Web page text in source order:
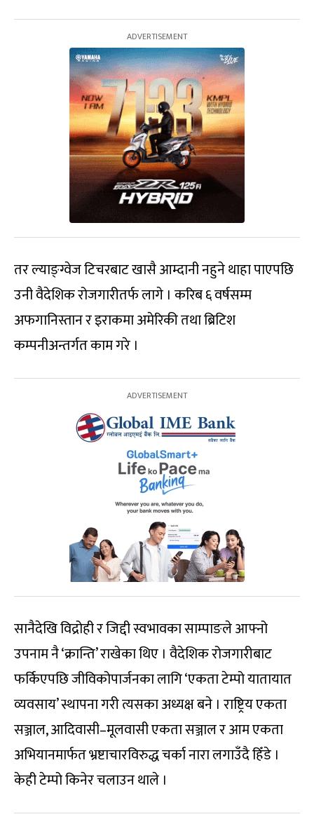
तर ल्याङ्ग्वेज टिचरबाट खासै आम्दानी नहुने थाहा पाएपछि
उनी वैदेशिक रोजगारीतर्फ लागे । करिब ६ वर्षसम्म
अफगानिस्तान र इराकमा अमेरिकी तथा ब्रिटिश
कम्पनीअन्तर्गत काम गरे ।
सानैदेखि विद्रोही र जिद्दी स्वभावका साम्पाङले आफ्नो
उपनाम नै ‘क्रान्ति’ राखेका थिए । वैदेशिक रोजगारीबाट
फर्किएपछि जीविकोपार्जनका लागि ‘एकता टेम्पो यातायात
व्यवसाय’ स्थापना गरी त्यसका अध्यक्ष बने । राष्ट्रिय एकता
सञ्जाल, आदिवासी–मूलवासी एकता सञ्जाल र आम एकता
अभियानमार्फत भ्रष्टाचारविरुद्ध चर्का नारा लगाउँदै हिँडे ।
केही टेम्पो किनेर चलाउन थाले ।